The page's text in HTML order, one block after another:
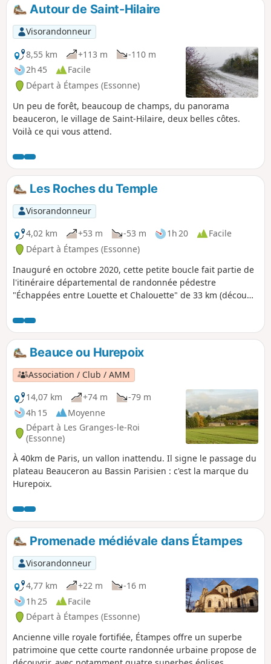
Autour de Saint-Hilaire
Visorandonneur
8,55 km
+113 m
-110 m
2h 45
Facile
Départ à Étampes (Essonne)
Un peu de forêt, beaucoup de champs, du panorama
beauceron, le village de Saint-Hilaire, deux belles côtes.
Voilà ce qui vous attend.
Les Roches du Temple
Visorandonneur
4,02 km
+53 m -53 m 1h 20
Facile
Départ à Étampes (Essonne)
Inauguré en octobre 2020, cette petite boucle fait partie de
l'itinéraire départemental de randonnée pédestre
"Échappées entre Louette et Chalouette" de 33 km (découpé
calcaires mais aussi des zones humides. Une diversité de
milieux naturels s’offre aux promeneurs et randonneurs.
Beauce ou Hurepoix
Association / Club / AMM
14,07 km
+74 m
-79 m
4h 15
Moyenne
Départ à Les Granges-le-Roi
(Essonne)
À 40km de Paris, un vallon inattendu. Il signe le passage du
plateau Beauceron au Bassin Parisien : c'est la marque du
Hurepoix.
Promenade médiévale dans Étampes
Visorandonneur
4,77 km
+22 m
-16 m
1h 25
Facile
Départ à Étampes (Essonne)
Ancienne ville royale fortifiée, Étampes offre un superbe
patrimoine que cette courte randonnée urbaine propose de